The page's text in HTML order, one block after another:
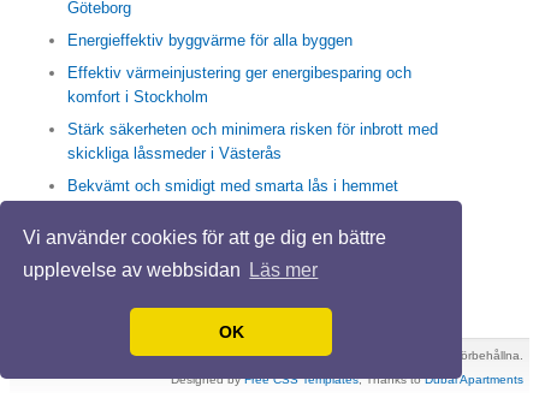
Vi använder cookies för att ge dig en bättre
upplevelse av webbsidan
Läs mer
OK
Göteborg
Energieffektiv byggvärme för alla byggen
Effektiv värmeinjustering ger energibesparing och
komfort i Stockholm
Stärk säkerheten och minimera risken för inbrott med
skickliga låssmeder i Västerås
Bekvämt och smidigt med smarta lås i hemmet
Stockholm för friska rör och rent avlopp
Trappstädning i Stockholm skapar en trivsam vardag
IMD ger hållbara energilösning för en BRF
© 2026 Köpavilla.se. Alla rättigheter förbehållna.
Designed byFree CSS Templates, Thanks toDubai Apartments